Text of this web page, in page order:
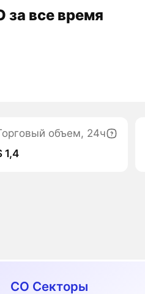
за все время
объем, 24ч
1,4
CO Секторы